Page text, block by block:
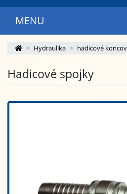
MENU
Hydraulika hadicové
Hadicové spojky